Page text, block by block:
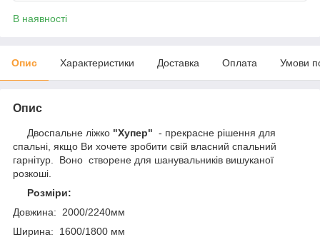
В наявності
Опис Характеристики Доставка Оплата Умови
Опис
Двоспальне ліжко "Хупер" - прекрасне рішення для
спальні, якщо Ви хочете зробити свій власний спальний
гарнітур. Воно створене для шанувальників вишуканої
розкоші.
Розміри:
Довжина: 2000/2240мм
Ширина: 1600/1800 мм